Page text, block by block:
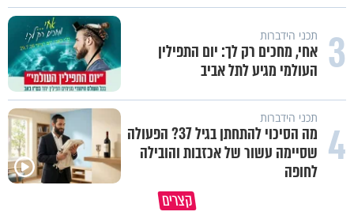
3 תכני הידברות
אחי, מחכים רק לך: יום התפילין
העולמי מגיע לתל אביב
4 תכני הידברות
מה הסיכוי להתחתן בגיל 37? הפעולה
שסיימה עשור של אכזבות והובילה
לחופה
קצרים